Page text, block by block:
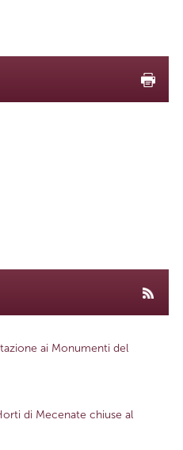
ai Monumenti del
di Mecenate chiuse al